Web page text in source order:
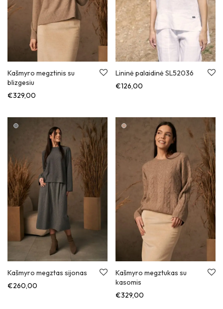
Kašmyro megztinis su
blizgesiu
€329,00
Lininė palaidinė SL52036
€126,00
Kašmyro megztas sijonas
€260,00
Kašmyro megztukas su
kasomis
€329,00